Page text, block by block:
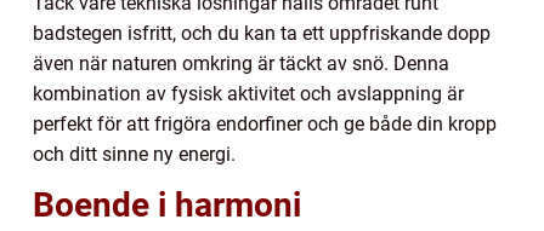
badstegen isfritt, och du kan ta ett uppfriskande dopp
även när naturen omkring är täckt av snö. Denna
kombination av fysisk aktivitet och avslappning är
perfekt för att frigöra endorfiner och ge både din kropp
och ditt sinne ny energi.
Boende i harmoni